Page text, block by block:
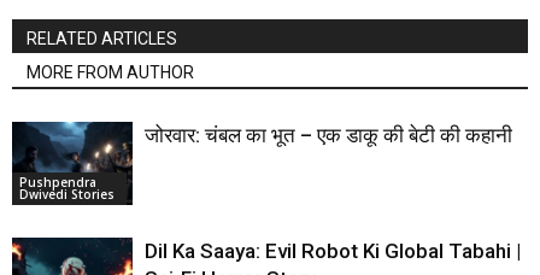
RELATED ARTICLES
MORE FROM AUTHOR
Pushpendra
Dwivedi Stories
जोरवार: चंबल का भूत – एक डाकू की बेटी की कहानी
Dil Ka Saaya: Evil Robot Ki Global Tabahi |